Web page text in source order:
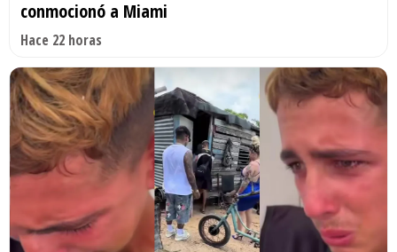
conmocionó a Miami
Hace 22 horas